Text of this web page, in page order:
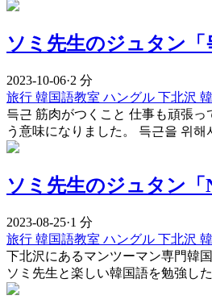
ソミ先生のジュタン「
2023-10-06·2 分
旅行 韓国語教室 ハングル 下北沢
득근 筋肉がつくこと 仕事も頑張
う意味になりました。 득근을 위
ソミ先生のジュタン「
2023-08-25·1 分
旅行 韓国語教室 ハングル 下北沢
下北沢にあるマンツーマン専門韓
ソミ先生と楽しい韓国語を勉強し